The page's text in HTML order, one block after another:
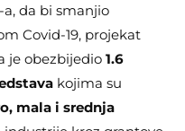
da bi smanjio
Covid-19, projekat
je obezbijedio 1.6
kojima su
mala i srednja